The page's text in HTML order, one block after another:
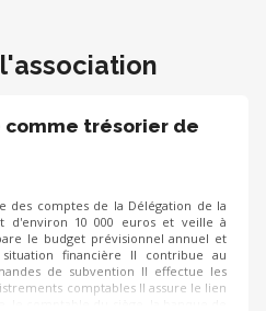
comme trésorier de
des comptes de la Délégation de la
d'environ 10 000 euros et veille à
le budget prévisionnel annuel et
financière Il contribue au
de subvention Il effectue les
comptables Il assure le lien